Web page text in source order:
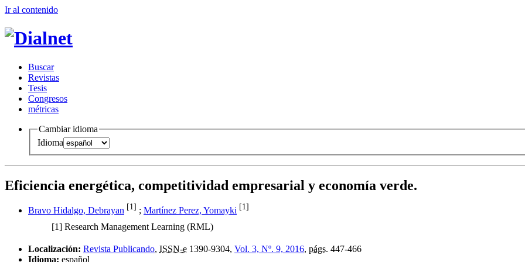
Ir al contenido
Buscar
Revistas
Tesis
Congresos
métricas
Cambiar idioma
Idioma
Eficiencia energética, competitividad empresarial y economía verde.
Bravo Hidalgo, Debrayan [1] ; Martínez Perez, Yomayki [1]
[1] Research Management Learning (RML)
Localización: Revista Publicando, ISSN-e 1390-9304, Vol. 3, Nº. 9, 2016, págs. 447-466
Idioma: español